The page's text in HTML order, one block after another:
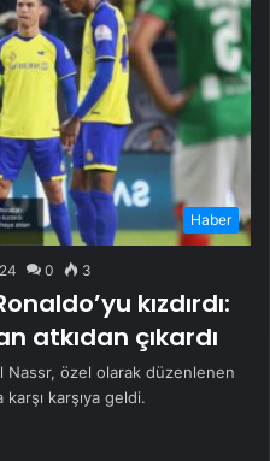
Haber
0 3
kızdırdı:
atkıdan çıkardı
Nassr, özel olarak düzenlenen
karşı karşıya geldi.